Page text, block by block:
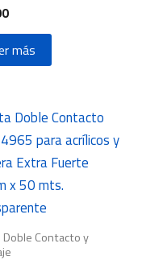
más
Doble Contacto y